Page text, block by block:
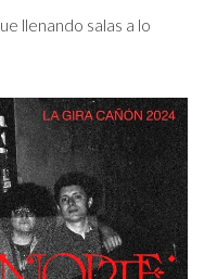
llenando salas a lo